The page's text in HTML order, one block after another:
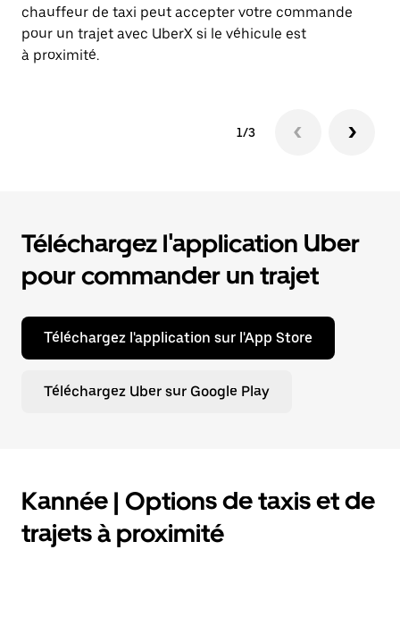
chauffeur de taxi peut accepter votre commande
pour un trajet avec UberX si le véhicule est
à proximité.
1/3
Téléchargez l'application Uber
pour commander un trajet
Téléchargez l'application sur l'App Store
Téléchargez Uber sur Google Play
Kannée | Options de taxis et de
trajets à proximité